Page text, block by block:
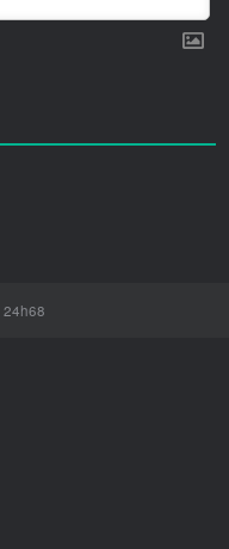
24h68